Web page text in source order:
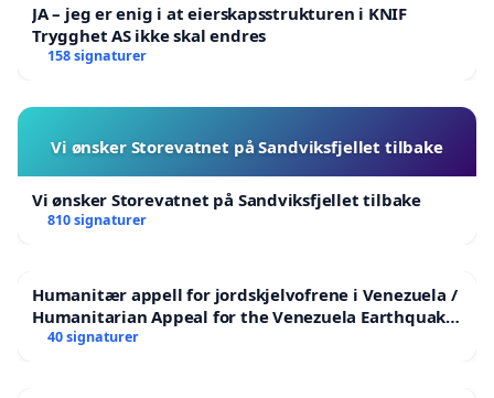
JA – jeg er enig i at eierskapsstrukturen i KNIF
Trygghet AS ikke skal endres
158 signaturer
Vi ønsker Storevatnet på Sandviksfjellet tilbake
Vi ønsker Storevatnet på Sandviksfjellet tilbake
810 signaturer
Humanitær appell for jordskjelvofrene i Venezuela /
Humanitarian Appeal for the Venezuela Earthquake
Victims
40 signaturer